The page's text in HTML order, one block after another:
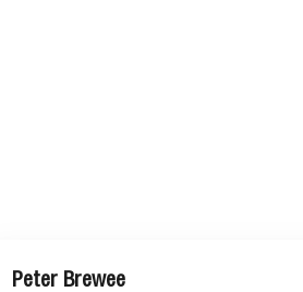
Peter Brewee